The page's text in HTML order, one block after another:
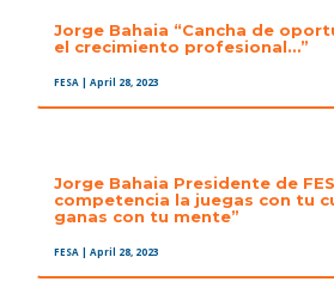
Jorge Bahaia “Cancha de
el crecimiento profesional…”
FESA | April 28, 2023
Jorge Bahaia Presidente de
competencia la juegas con tu
ganas con tu mente”
FESA | April 28, 2023